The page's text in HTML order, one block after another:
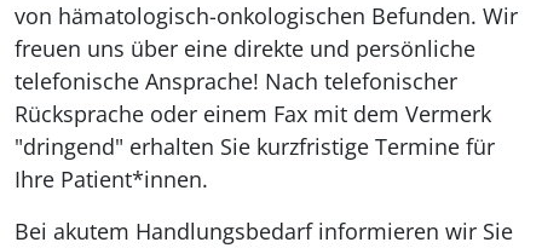
von hämatologisch-onkologischen Befunden. Wir
freuen uns über eine direkte und persönliche
telefonische Ansprache! Nach telefonischer
Rücksprache oder einem Fax mit dem Vermerk
"dringend" erhalten Sie kurzfristige Termine für
Ihre Patient*innen.
Bei akutem Handlungsbedarf informieren wir Sie